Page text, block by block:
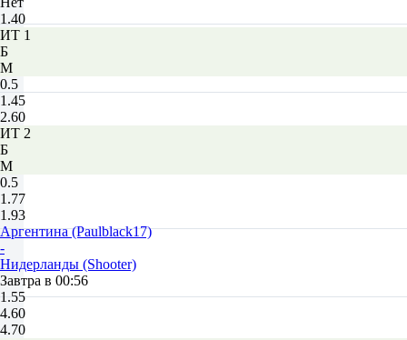
1.40
ИТ 1
Б
М
0.5
1.45
2.60
ИТ 2
Б
М
0.5
1.77
1.93
Аргентина (Paulblack17)
-
Нидерланды (Shooter)
Завтра в 00:56
1.55
4.60
4.70